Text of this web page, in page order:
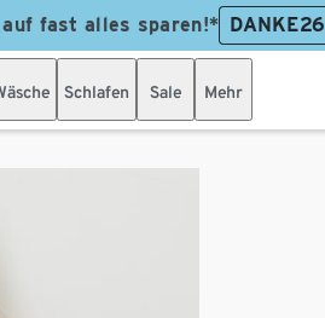
fast alles sparen!* DANKE26
Schlafen Sale Mehr